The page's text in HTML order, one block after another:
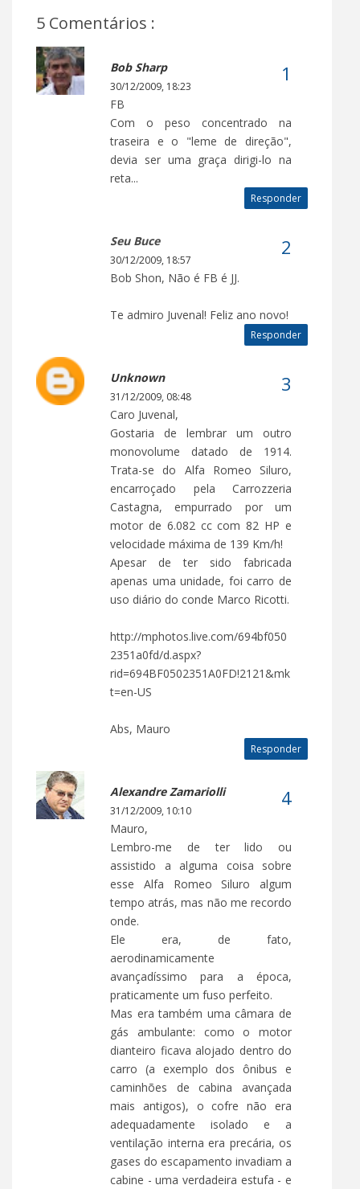
5 Comentários :
Bob Sharp
30/12/2009, 18:23
FB
Com o peso concentrado na
traseira e o "leme de direção",
devia ser uma graça dirigi-lo na
reta...
Responder
Seu Buce
30/12/2009, 18:57
Bob Shon, Não é FB é JJ.
Te admiro Juvenal! Feliz ano novo!
Responder
Unknown
31/12/2009, 08:48
Caro Juvenal,
Gostaria de lembrar um outro
monovolume datado de 1914.
Trata-se do Alfa Romeo Siluro,
encarroçado pela Carrozzeria
Castagna, empurrado por um
motor de 6.082 cc com 82 HP e
velocidade máxima de 139 Km/h!
Apesar de ter sido fabricada
apenas uma unidade, foi carro de
uso diário do conde Marco Ricotti.
http://mphotos.live.com/694bf050
2351a0fd/d.aspx?
rid=694BF0502351A0FD!2121&mk
t=en-US
Abs, Mauro
Responder
Alexandre Zamariolli
31/12/2009, 10:10
Mauro,
Lembro-me de ter lido ou
assistido a alguma coisa sobre
esse Alfa Romeo Siluro algum
tempo atrás, mas não me recordo
onde.
Ele era, de fato,
aerodinamicamente
avançadíssimo para a época,
praticamente um fuso perfeito.
Mas era também uma câmara de
gás ambulante: como o motor
dianteiro ficava alojado dentro do
carro (a exemplo dos ônibus e
caminhões de cabina avançada
mais antigos), o cofre não era
adequadamente isolado e a
ventilação interna era precária, os
gases do escapamento invadiam a
cabine - uma verdadeira estufa - e